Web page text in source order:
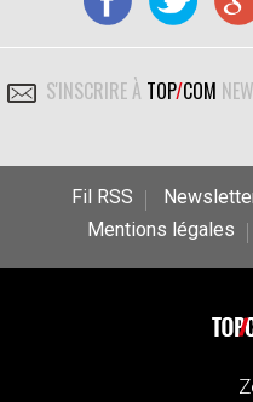
S'INSCRIRE À TOP/COM
Fil RSS
Mentions légales